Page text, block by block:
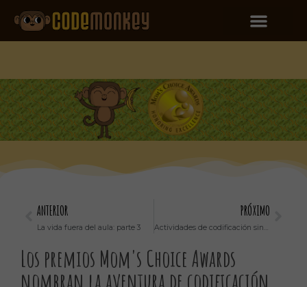
ANTERIOR
La vida fuera del aula: parte 3
PRÓXIMO
Actividades de codificación sin conexión que puede realizar con sus alumnos: bucles
Los premios Mom's Choice Awards
nombran la aventura de codificación